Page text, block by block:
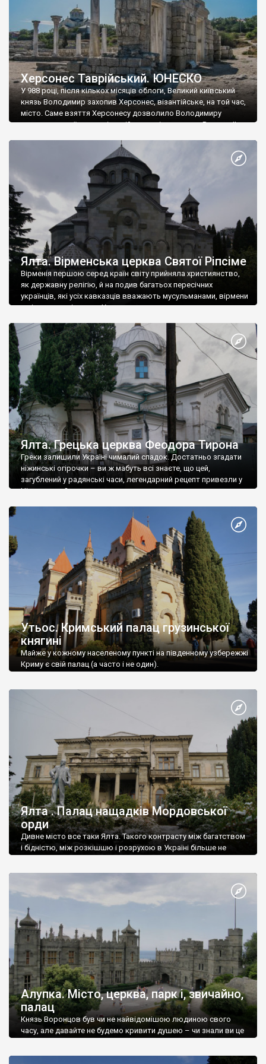
Херсонес Таврійський. ЮНЕСКО
У 988 році, після кількох місяців облоги, Великий київський
князь Володимир захопив Херсонес, візантійське, на той час,
місто. Саме взяття Херсонесу дозволило Володимиру
диктувати свої умови візантійському імператору Василю ІІ, та
Херсонесі Володимир-язичник, став Василем-християнином.
А потім було Хрещення Русі. На честь Херсонесу Таврійського
Ялта. Вірменська церква Святої Ріпсіме
Вірменія першою серед країн світу прийняла християнство,
як державну релігію, й на подив багатьох пересічних
українців, які усіх кавказців вважають мусульманами, вірмени
є відданими вірянами Христа
Ялта. Грецька церква Феодора Тирона
Греки залишили Україні чималий спадок. Достатньо згадати
ніжинські огірочки – ви ж мабуть всі знаєте, що цей,
загублений у радянські часи, легендарний рецепт привезли у
Ніжин греки?
Утьос. Кримський палац грузинської
княгині
Майже у кожному населеному пункті на південному узбережжі
Криму є свій палац (а часто і не один).
Ялта . Палац нащадків Мордовської
орди
Дивне місто все таки Ялта. Такого контрасту між багатством
і бідністю, між розкішшю і розрухою в Україні більше не
Алупка. Місто, церква, парк і, звичайно,
палац
Князь Воронцов був чи не найвідомішою людиною свого
часу, але давайте не будемо кривити душею – чи знали ви це